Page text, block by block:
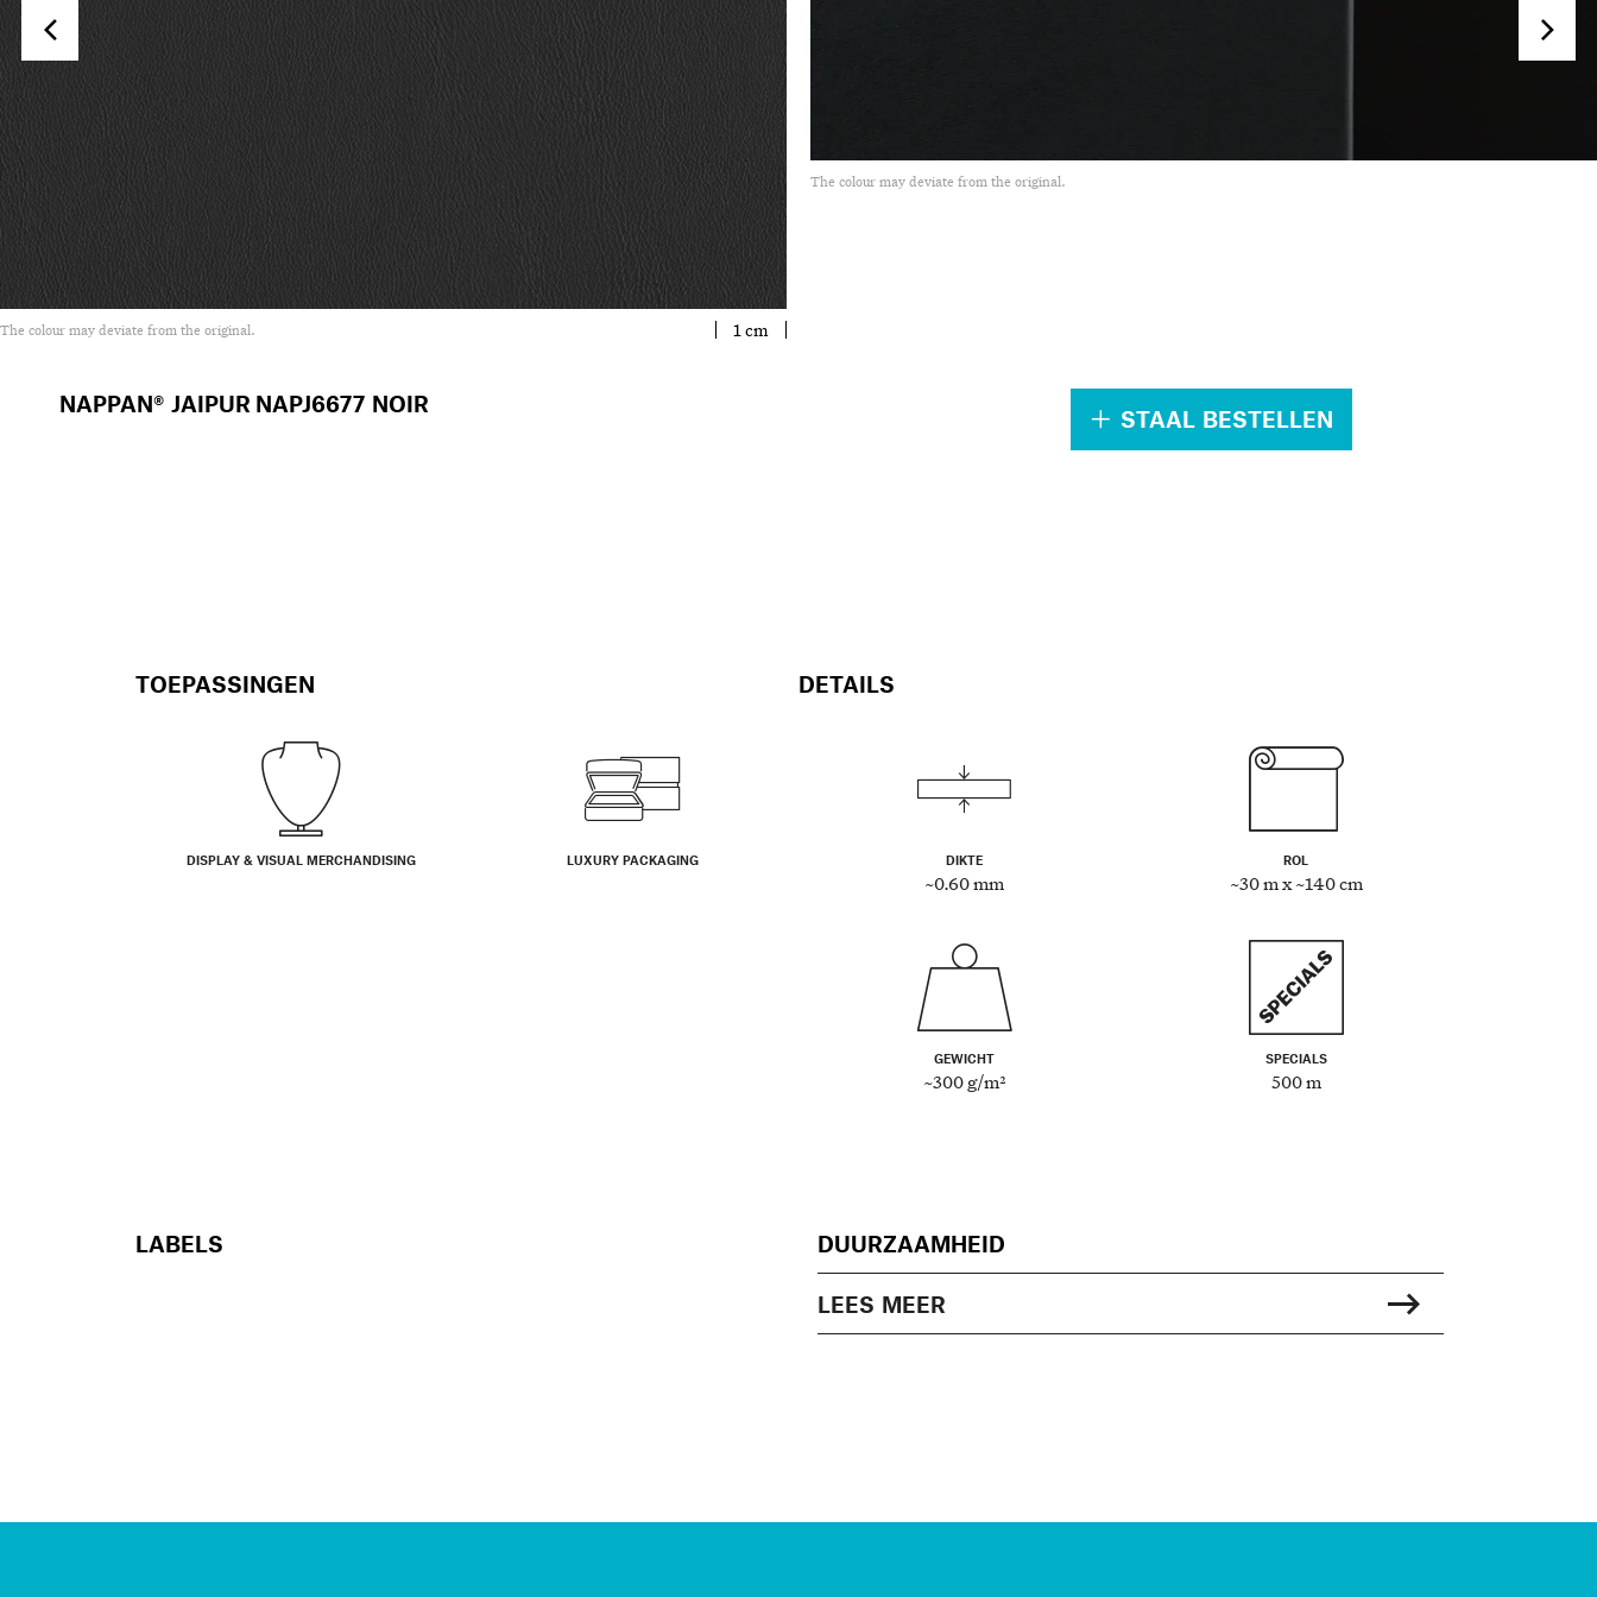
The colour may deviate from the original. 1 cm
The colour may deviate from the original.
NAPPAN® JAIPUR NAPJ6677 NOIR
STAAL BESTELLEN
TOEPASSINGEN
DISPLAY & VISUAL MERCHANDISING LUXURY PACKAGING
DETAILS
DIKTE
~0.60 mm
ROL
~30 m x ~140 cm
GEWICHT
~300 g/m²
SPECIALS
500 m
LABELS DUURZAAMHEID
LEES MEER